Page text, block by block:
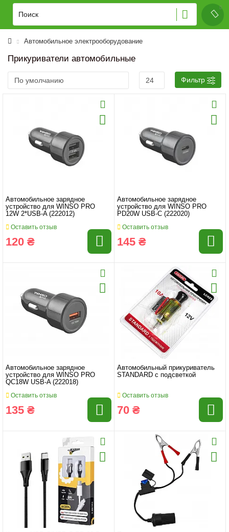
Автомобильное электрооборудование
Прикуриватели автомобильные
Фильтр
Автомобильное зарядное
устройство для WINSO PRO
12W 2*USB-A (222012)
Оставить отзыв
120 ₴
Автомобильное зарядное
устройство для WINSO PRO
PD20W USB-C (222020)
Оставить отзыв
145 ₴
Автомобильное зарядное
устройство для WINSO PRO
QC18W USB-A (222018)
Оставить отзыв
135 ₴
Автомобильный прикуриватель
STANDARD с подсветкой
Оставить отзыв
70 ₴